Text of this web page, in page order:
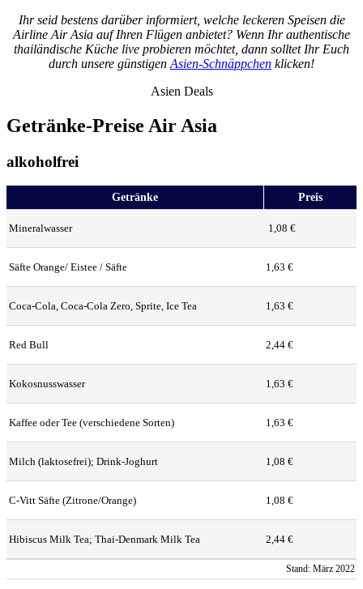
Ihr seid bestens darüber informiert, welche leckeren Speisen die
Airline Air Asia auf Ihren Flügen anbietet? Wenn Ihr authentische
thailändische Küche live probieren möchtet, dann solltet Ihr Euch
durch unsere günstigen Asien-Schnäppchen klicken!
Asien Deals
Getränke-Preise Air Asia
alkoholfrei
Getränke Preis
Mineralwasser 1,08 €
Säfte Orange/ Eistee / Säfte 1,63 €
Coca-Cola, Coca-Cola Zero, Sprite, Ice Tea 1,63 €
Red Bull 2,44 €
Kokosnusswasser 1,63 €
Kaffee oder Tee (verschiedene Sorten) 1,63 €
Milch (laktosefrei); Drink-Joghurt 1,08 €
C-Vitt Säfte (Zitrone/Orange) 1,08 €
Hibiscus Milk Tea; Thai-Denmark Milk Tea 2,44 €
Stand: März 2022